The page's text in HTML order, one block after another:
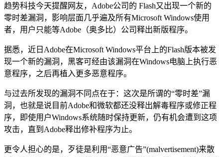
趋势科技今天提醒网友，Adobe公司的 Flash又出现一个新的
零时差漏洞，影响层面几乎遍及所有Microsoft Windows使用
者，用户只能等Adobe（奥多比）公司释出新版程序。
据悉，近日Adobe在Microsoft Windows平台上的Flash版本被发
现一个新的漏洞，黑客可经由该漏洞在Windows电脑上执行恶
意程序，之后再植入更多恶意程序。
与过去所发现的漏洞不同点在于：这次是所谓的“零时差”漏
洞，也就是说目前Adobe和微软都还没释出解毒程序或修正程
序，即使用户Windows系统随时保持更新，仍有机会遭到这项
攻击，直到Adobe释出修补程序为止。
更令人担心的是，歹徒是利用“恶意广告”(malvertisement)来散